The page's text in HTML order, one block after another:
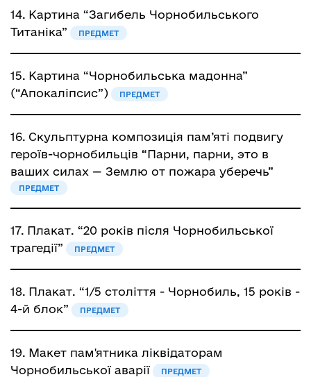
14. Картина “Загибель Чорнобильського
Титаніка”
ПРЕДМЕТ
15. Картина “Чорнобильська мадонна”
(“Апокаліпсис”)
ПРЕДМЕТ
16. Скульптурна композиція пам’яті подвигу
героїв-чорнобильців “Парни, парни, это в
ваших силах — Землю от пожара уберечь”
ПРЕДМЕТ
17. Плакат. “20 років після Чорнобильської
трагедії”
ПРЕДМЕТ
18. Плакат. “1/5 століття - Чорнобиль, 15 років -
4-й блок”
ПРЕДМЕТ
19. Макет пам'ятника ліквідаторам
Чорнобильської аварії
ПРЕДМЕТ